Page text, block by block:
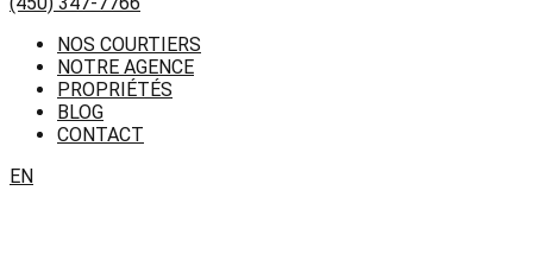
NOS COURTIERS
NOTRE AGENCE
PROPRIÉTÉS
BLOG
CONTACT
EN